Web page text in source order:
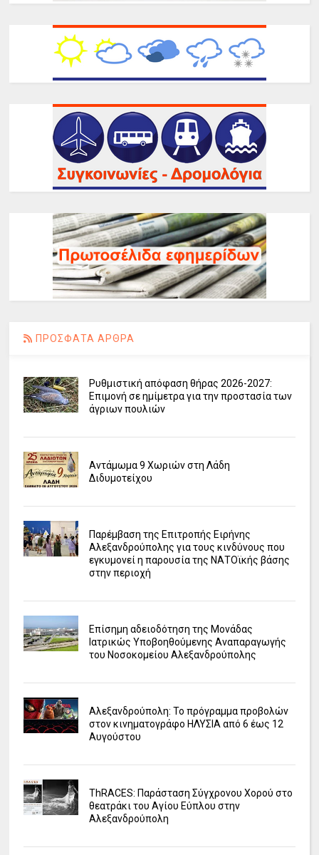
ΠΡΟΣΦΑΤΑ ΑΡΘΡΑ
Ρυθμιστική απόφαση θήρας 2026-2027:
Επιμονή σε ημίμετρα για την προστασία των
άγριων πουλιών
Αντάμωμα 9 Χωριών στη Λάδη
Διδυμοτείχου
Παρέμβαση της Επιτροπής Ειρήνης
Αλεξανδρούπολης για τους κινδύνους που
εγκυμονεί η παρουσία της ΝΑΤΟϊκής βάσης
στην περιοχή
Επίσημη αδειοδότηση της Μονάδας
Ιατρικώς Υποβοηθούμενης Αναπαραγωγής
του Νοσοκομείου Αλεξανδρούπολης
Αλεξανδρούπολη: Το πρόγραμμα προβολών
στον κινηματογράφο ΗΛΥΣΙΑ από 6 έως 12
Αυγούστου
ΤhRACES: Παράσταση Σύγχρονου Χορού στο
θεατράκι του Αγίου Εύπλου στην
Αλεξανδρούπολη